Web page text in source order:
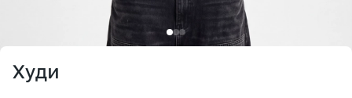
Худи